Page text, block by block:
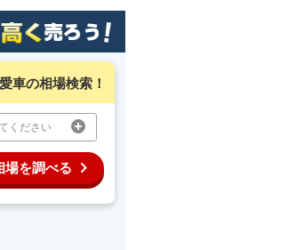
車の相場検索！
ください
場を調べる